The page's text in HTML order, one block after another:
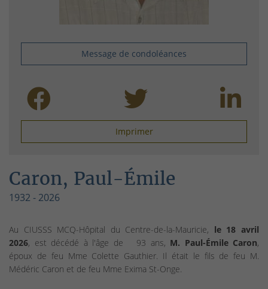
Message de condoléances
Imprimer
Caron, Paul-Émile
1932 - 2026
Au CIUSSS MCQ-Hôpital du Centre-de-la-Mauricie, le 18 avril
2026, est décédé à l'âge de 93 ans, M. Paul-Émile Caron,
époux de feu Mme Colette Gauthier. Il était le fils de feu M.
Médéric Caron et de feu Mme Exima St-Onge.